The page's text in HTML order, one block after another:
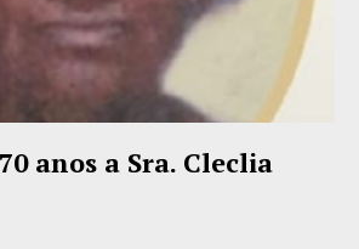
anos a Sra. Cleclia